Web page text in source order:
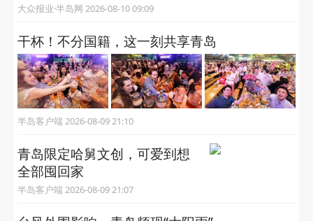
大众报业·半岛网 2026-08-10 09:09
干杯！不分国籍，这一刻共享青岛
半岛客户端 2026-08-09 21:10
青岛限定哈舅文创，可爱到想
全部囤回家
半岛客户端 2026-08-09 21:07